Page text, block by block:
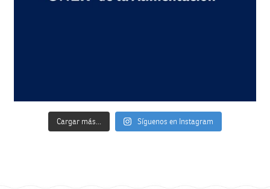
Cargar más... Síguenos en Instagram